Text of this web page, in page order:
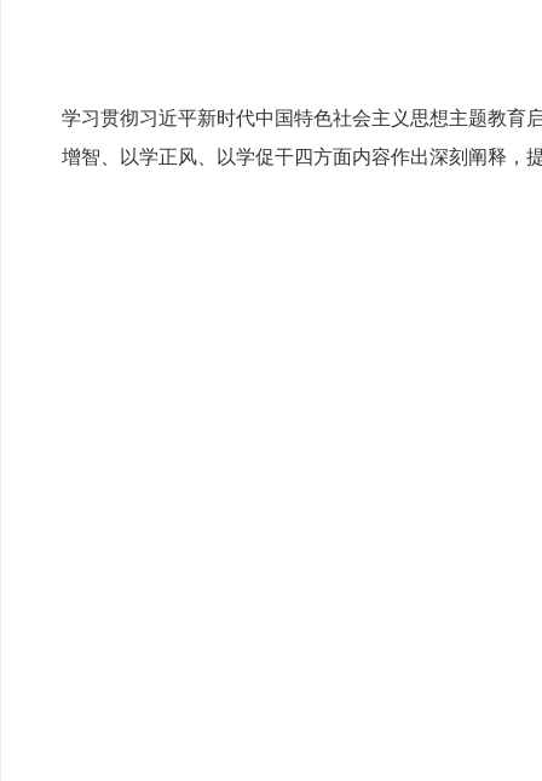
学习贯彻习近平新时代中国特色社会主义思想主题教育
增智、以学正风、以学促干四方面内容作出深刻阐释，